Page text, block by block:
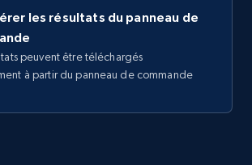
les résultats du panneau de
peuvent être téléchargés
à partir du panneau de commande